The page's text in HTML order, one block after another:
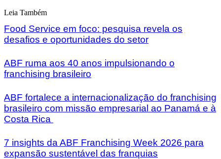
Leia Também
Food Service em foco: pesquisa revela os
desafios e oportunidades do setor
ABF ruma aos 40 anos impulsionando o
franchising brasileiro
ABF fortalece a internacionalização do franchising
brasileiro com missão empresarial ao Panamá e à
Costa Rica
7 insights da ABF Franchising Week 2026 para
expansão sustentável das franquias